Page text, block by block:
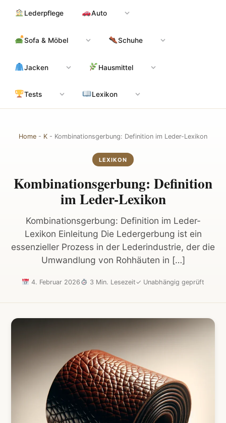
Inhalt
Lederpflege Auto
Sofa & Möbel Schuhe
Jacken Hausmittel
Tests Lexikon
Home - K - Kombinationsgerbung: Definition im Leder-Lexikon
LEXIKON
Kombinationsgerbung: Definition
im Leder-Lexikon
Kombinationsgerbung: Definition im Leder-
Lexikon Einleitung Die Ledergerbung ist ein
essenzieller Prozess in der Lederindustrie, der die
Umwandlung von Rohhäuten in […]
4. Februar 2026 3 Min. Lesezeit✓ Unabhängig geprüft